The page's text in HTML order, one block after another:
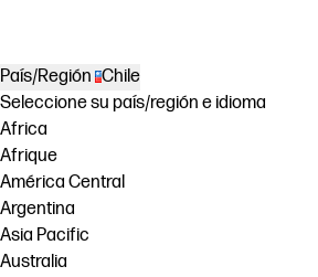
País/Región Chile
Seleccione su país/región e idioma
Africa
Afrique
América Central
Argentina
Asia Pacific
Australia